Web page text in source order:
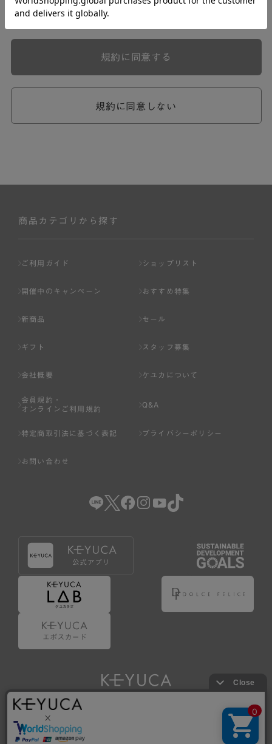
切の関係に適用されるものとします。
弊社が一連のサービスを提供するにあたり、本規約のほ
ら個別規定はその名称のいかんに関わらず、本規約の一部
めが優先されるものとします。
ません。
ページへの入力、または弊社が別途指定する方法に従って
基づき判断した場合は、弊社は、その登録を取り消すこと
のいずれかの事由に該当する場合は、その登録を拒否し、
または事前に通知することなく一旦なされた登録を取り消
いる場合。
（5） その他、本規約または個別規定に違反した場合。
4.会員登録が取り消された場合においても、当該会員は、
弊社とのお取引等により既に発生した支払義務等の取引上
の義務および本規約上の義務の履行責任を免れないものと
します。
5.仮登録とは、ケユカが提供するアプリ等でサービスを利
用するための簡易的な会員登録（以下「仮登録」といいま
6.仮登録をすることで、第9条のポイント付与を受けるこ
とができます。
7.仮登録状態はポイントの利用は行えず、第3条1項の通り
に登録完了することでポイント利用が行えるようになりま
す。
規約に同意しない
規約に同意する
商品カテゴリから探す
ご利用ガイド ショップリスト
開催中のキャンペーン おすすめ特集
新商品 セール
ギフト スタッフ募集
会社概要 ケユカについて
会員規約・
オンラインご利用規約
Q&A
特定商取引法に基づく表記 プライバシーポリシー
お問い合わせ
Copyright © KAWAJUN Co., Ltd. All Rights Reserved.